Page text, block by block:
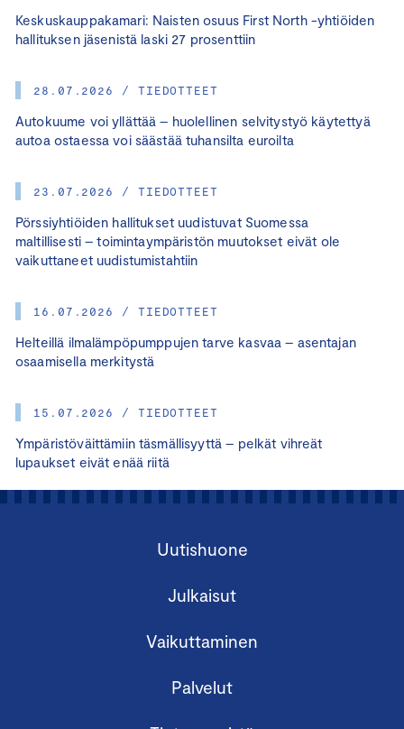
Keskuskauppakamari: Naisten osuus First North -yhtiöiden
hallituksen jäsenistä laski 27 prosenttiin
28.07.2026 / TIEDOTTEET
Autokuume voi yllättää – huolellinen selvitystyö käytettyä
autoa ostaessa voi säästää tuhansilta euroilta
23.07.2026 / TIEDOTTEET
Pörssiyhtiöiden hallitukset uudistuvat Suomessa
maltillisesti – toimintaympäristön muutokset eivät ole
vaikuttaneet uudistumistahtiin
16.07.2026 / TIEDOTTEET
Helteillä ilmalämpöpumppujen tarve kasvaa – asentajan
osaamisella merkitystä
15.07.2026 / TIEDOTTEET
Ympäristöväittämiin täsmällisyyttä – pelkät vihreät
lupaukset eivät enää riitä
Uutishuone
Julkaisut
Vaikuttaminen
Palvelut